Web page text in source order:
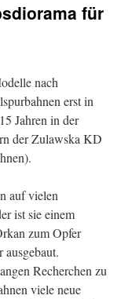
für
nach
erst in
Jahren in der
der Zulawska KD
auf vielen
ist sie einem
zum Opfer
Recherchen zu
viele neue